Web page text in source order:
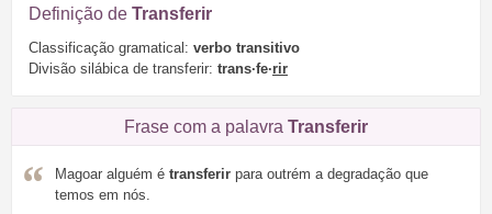
Definição de Transferir
Classificação gramatical: verbo transitivo
Divisão silábica de transferir: trans·fe·rir
Frase com a palavra Transferir
Magoar alguém é transferir para outrém a degradação que
temos em nós.